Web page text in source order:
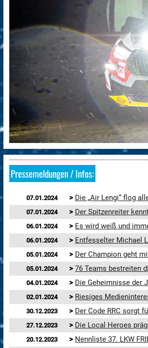
Pressemeldungen / Infos:
07.01.2024 > Die „Air Lengi“ flog
07.01.2024 > Der Spitzenreiter
06.01.2024 > Es wird weiß und
06.01.2024 > Entfesselter Michael
05.01.2024 > Der Champion geht
05.01.2024 > 76 Teams bestreiten
04.01.2024 > Die Geheimnisse der
02.01.2024 > Riesiges
30.12.2023 > Der Code RRC sorgt
27.12.2023 > Die Local Heroes
20.12.2023 > Nennliste 37. LKW